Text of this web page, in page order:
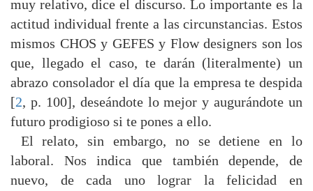
muy relativo, dice el discurso. Lo importante es la
actitud individual frente a las circunstancias. Estos
mismos CHOS y GEFES y Flow designers son los
que, llegado el caso, te darán (literalmente) un
abrazo consolador el día que la empresa te despida
[2, p. 100], deseándote lo mejor y augurándote un
futuro prodigioso si te pones a ello.
El relato, sin embargo, no se detiene en lo
laboral. Nos indica que también depende, de
nuevo, de cada uno lograr la felicidad en